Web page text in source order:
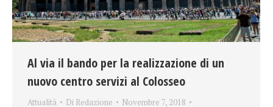
Al via il bando per la realizzazione di un
nuovo centro servizi al Colosseo
Attualità Di Redazione Novembre 7, 2018